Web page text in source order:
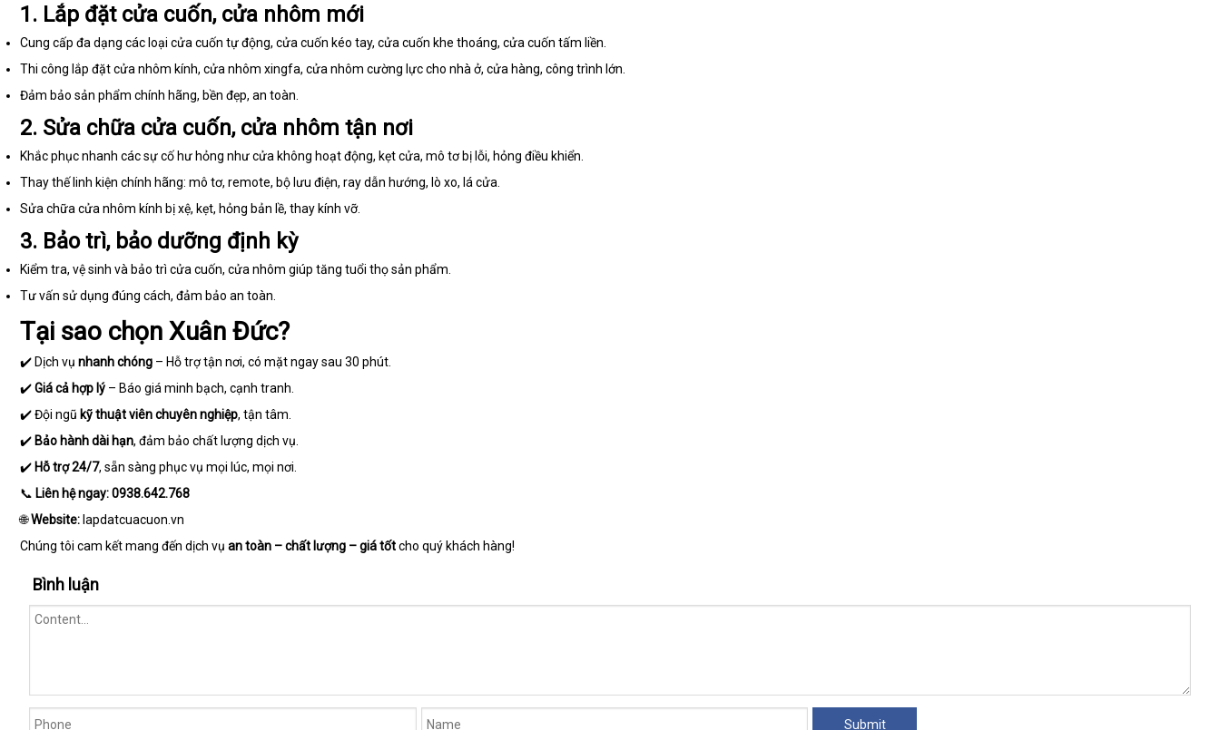
1. Lắp đặt cửa cuốn, cửa nhôm mới
Cung cấp đa dạng các loại cửa cuốn tự động, cửa cuốn kéo tay, cửa cuốn khe thoáng, cửa cuốn tấm liền.
Thi công lắp đặt cửa nhôm kính, cửa nhôm xingfa, cửa nhôm cường lực cho nhà ở, cửa hàng, công trình lớn.
Đảm bảo sản phẩm chính hãng, bền đẹp, an toàn.
2. Sửa chữa cửa cuốn, cửa nhôm tận nơi
Khắc phục nhanh các sự cố hư hỏng như cửa không hoạt động, kẹt cửa, mô tơ bị lỗi, hỏng điều khiển.
Thay thế linh kiện chính hãng: mô tơ, remote, bộ lưu điện, ray dẫn hướng, lò xo, lá cửa.
Sửa chữa cửa nhôm kính bị xệ, kẹt, hỏng bản lề, thay kính vỡ.
3. Bảo trì, bảo dưỡng định kỳ
Kiểm tra, vệ sinh và bảo trì cửa cuốn, cửa nhôm giúp tăng tuổi thọ sản phẩm.
Tư vấn sử dụng đúng cách, đảm bảo an toàn.
Tại sao chọn Xuân Đức?
✔️ Dịch vụ nhanh chóng – Hỗ trợ tận nơi, có mặt ngay sau 30 phút.
✔️Giá cả hợp lý – Báo giá minh bạch, cạnh tranh.
✔️ Đội ngũ kỹ thuật viên chuyên nghiệp, tận tâm.
✔️ Bảo hành dài hạn, đảm bảo chất lượng dịch vụ.
✔️ Hỗ trợ 24/7, sẵn sàng phục vụ mọi lúc, mọi nơi.
📞 Liên hệ ngay:0938.642.768
🌐Website: lapdatcuacuon.vn
Chúng tôi cam kết mang đến dịch vụ an toàn – chất lượng – giá tốtcho quý khách hàng!
Bình luận